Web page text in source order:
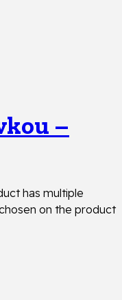
–
has multiple
on the product